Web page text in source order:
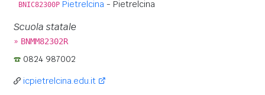
BNIC82300P Pietrelcina - Pietrelcina
Scuola statale
» BNMM82302R
0824 987002
icpietrelcina.edu.it